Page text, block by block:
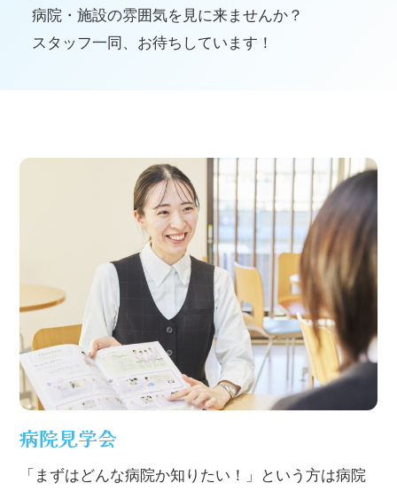
病院・施設の雰囲気を見に来ませんか？
スタッフ一同、お待ちしています！
病院見学会
「まずはどんな病院か知りたい！」という方は病院